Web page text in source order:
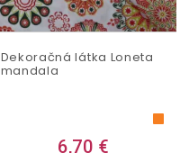
Dekoračná látka Loneta
mandala
6,70 €